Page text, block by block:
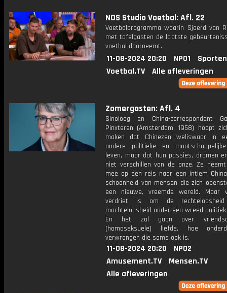
NOS Studio Voetbal: Afl. 22
Voetbalprogramma waarin Sjoerd van
met tafelgasten de laatste
voetbal doorneemt.
11-08-2024 20:20 NPO1
Voetbal.TV
Alle afleveringen
Zomergasten: Afl. 4
Sinoloog en China-correspondent
Pinxteren (Amsterdam, 1958) hoopt
maken dat Chinezen weliswaar in
andere politieke en
leven, maar dat hun passies, dromen
niet verschillen van de onze. Ze
mee op een reis naar een intiem
schoonheid van mensen die zich
een nieuwe, vreemde wereld. Maar
verdriet is om de
machteloosheid onder een wreed
En het zal gaan over
(homoseksuele) liefde, hoe
verwrongen die soms ook is.
11-08-2024 20:20
NPO2
Amusement.TV
Mensen.TV
Alle afleveringen